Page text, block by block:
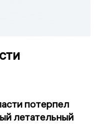
потерпел
летательный